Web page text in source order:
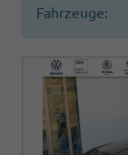
Fahrzeuge: